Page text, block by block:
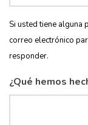
Si usted tiene alguna
correo electrónico
responder.
¿Qué hemos